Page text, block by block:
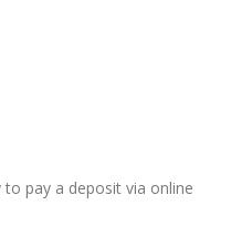
pay a deposit via online